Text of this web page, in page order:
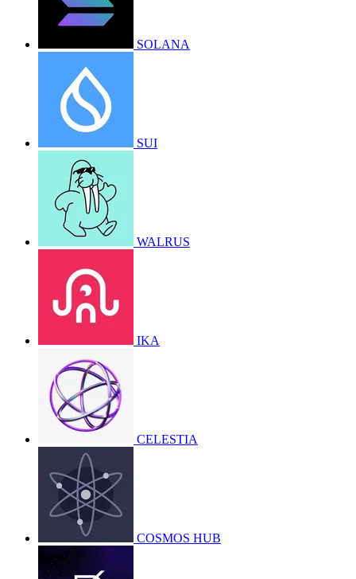
SOLANA
SUI
WALRUS
IKA
CELESTIA
COSMOS HUB